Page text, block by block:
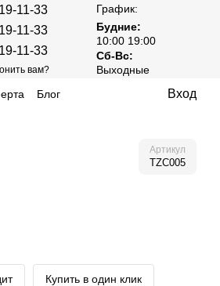
11-33
11-33
11-33
вам?
График:
Будние:
10:00 19:00
Сб-Вс:
Выходные
Блог Вход
Артикул
TZC005
Купить в один клик